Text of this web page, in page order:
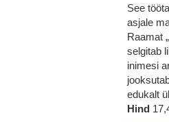
See
asjale
Raamat
selgitab
inimesi
edukalt
Hind